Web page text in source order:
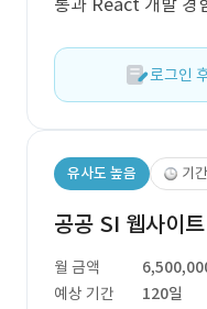
통과 React 개발 경
로그인
유사도 높음 기
공공 SI 웹사이
월 금액
예상 기간
120일